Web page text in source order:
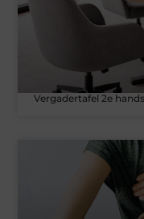
Vergadertafel 2e